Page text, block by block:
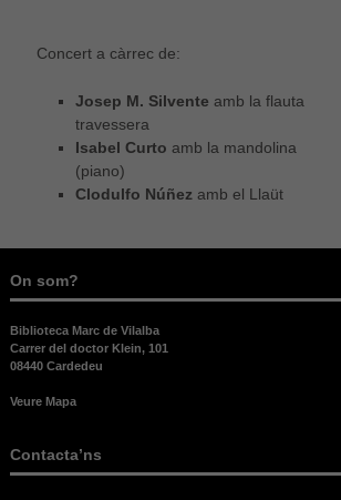
Concert a càrrec de:
Josep M. Silvente amb la flauta
travessera
Isabel Curto amb la mandolina
(piano)
Clodulfo Núñez amb el Llaüt
On som?
Biblioteca Marc de Vilalba
Carrer del doctor Klein, 101
08440 Cardedeu
Veure Mapa
Contacta’ns